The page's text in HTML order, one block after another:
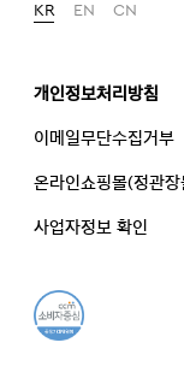
KR EN CN
개인정보처리방침
이메일무단수집거부
온라인쇼핑몰(정관장
사업자정보 확인